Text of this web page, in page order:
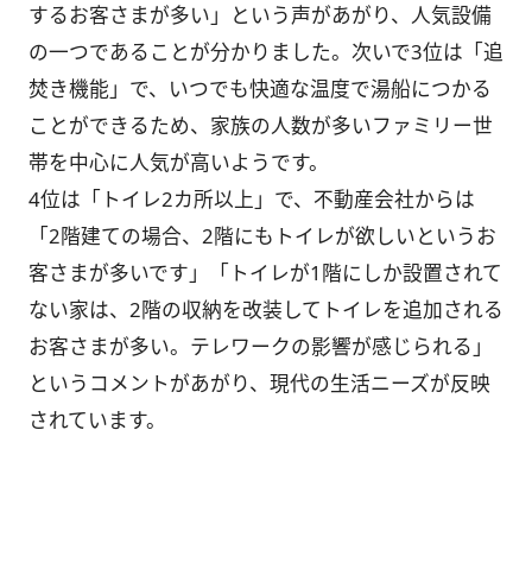
するお客さまが多い」という声があがり、人気設備
の一つであることが分かりました。次いで3位は「追
焚き機能」で、いつでも快適な温度で湯船につかる
ことができるため、家族の人数が多いファミリー世
帯を中心に人気が高いようです。
4位は「トイレ2カ所以上」で、不動産会社からは
「2階建ての場合、2階にもトイレが欲しいというお
客さまが多いです」「トイレが1階にしか設置されて
ない家は、2階の収納を改装してトイレを追加される
お客さまが多い。テレワークの影響が感じられる」
というコメントがあがり、現代の生活ニーズが反映
されています。